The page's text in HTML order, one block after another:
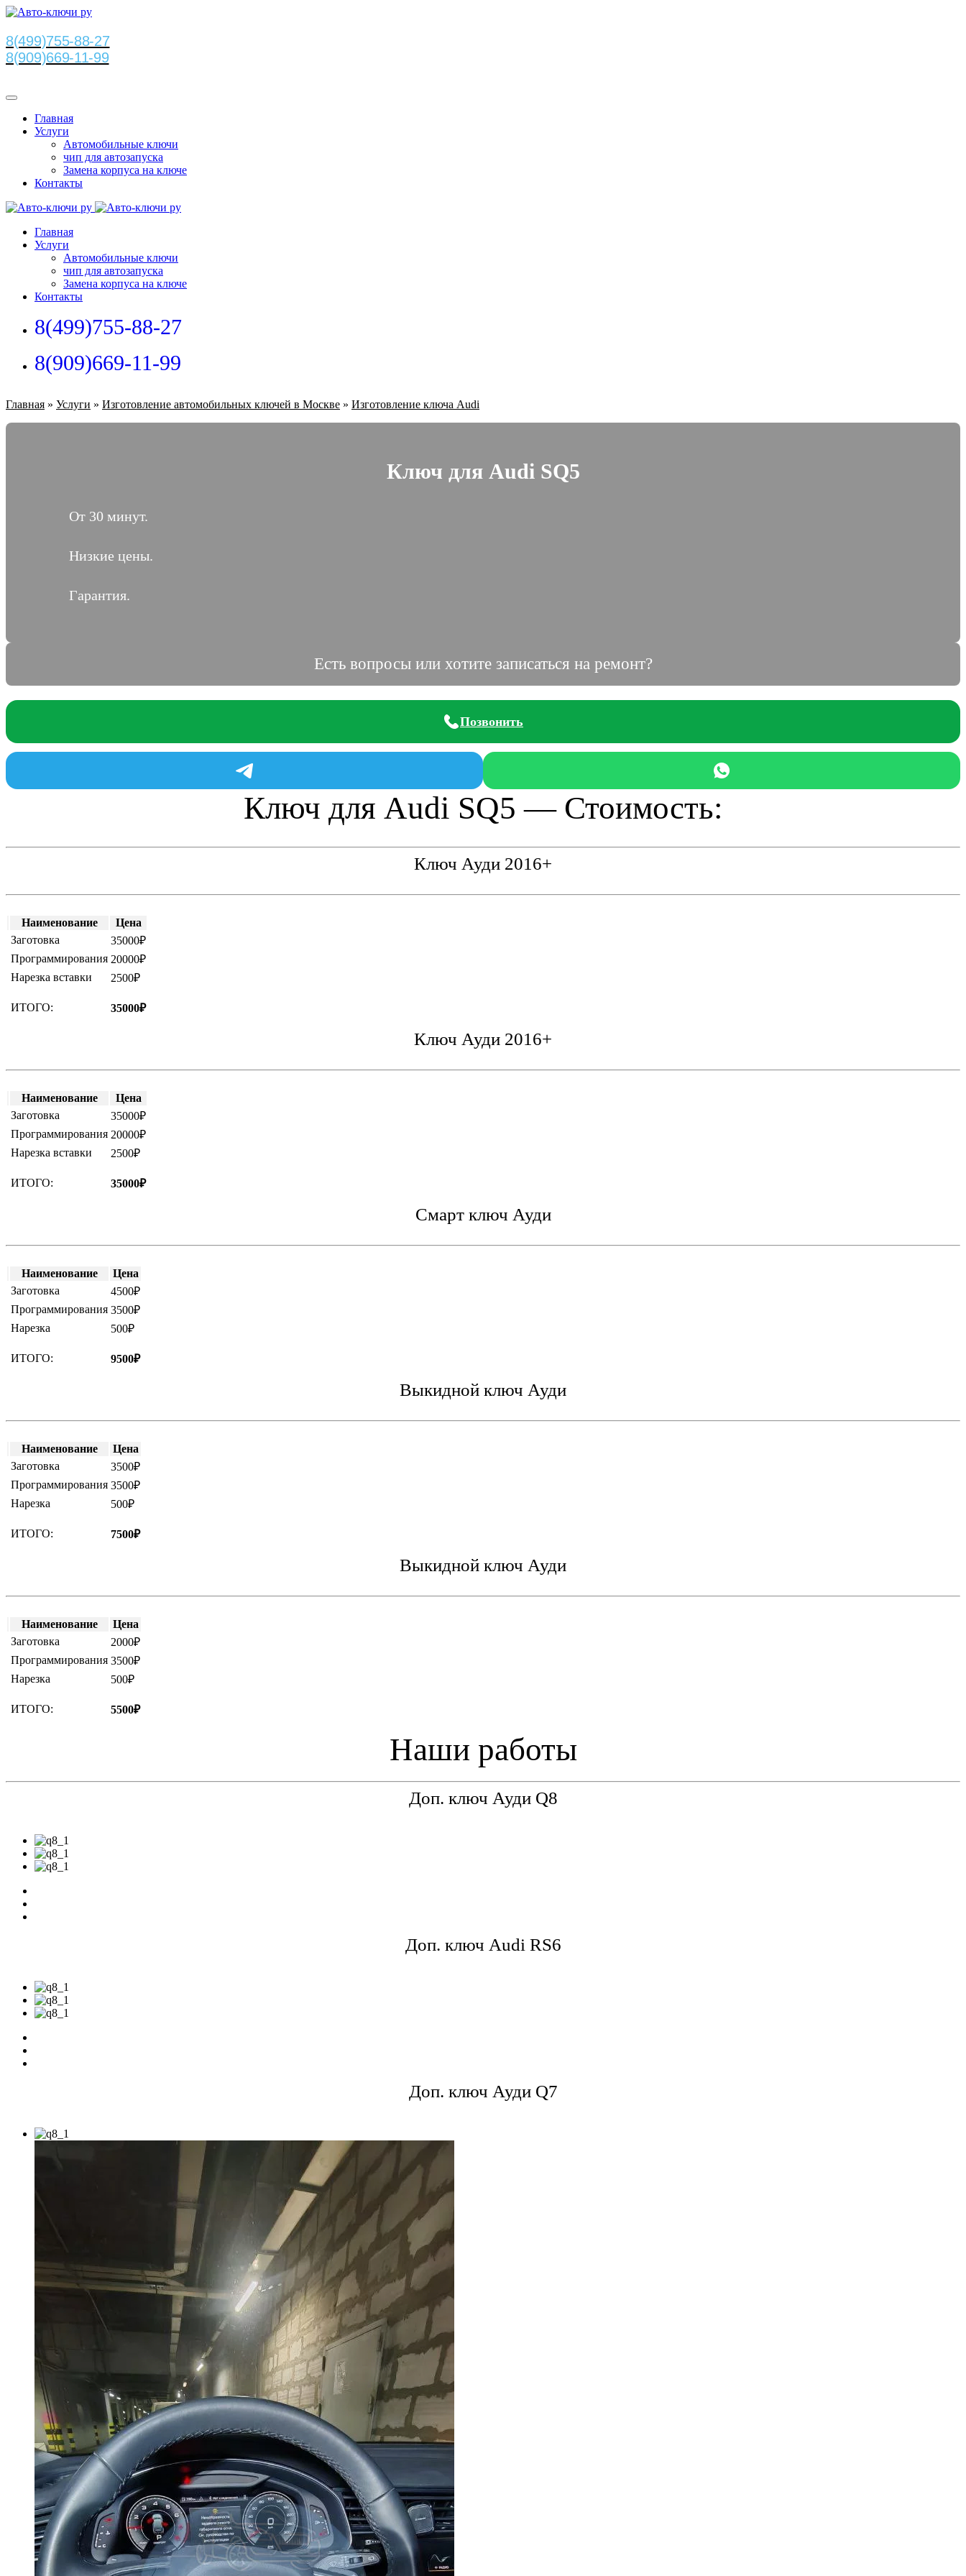
8(499)755-88-27
8(909)669-11-99
Главная
Услуги
Автомобильные ключи
чип для автозапуска
Замена корпуса на ключе
Контакты
Главная
Услуги
Автомобильные ключи
чип для автозапуска
Замена корпуса на ключе
Контакты
8(499)755-88-27
8(909)669-11-99
Главная » Услуги » Изготовление автомобильных ключей в Москве » Изготовление ключа Audi
Ключ для Audi SQ5
От 30 минут.
Низкие цены.
Гарантия.
Есть вопросы или хотите записаться на ремонт?
Позвонить
Ключ для Audi SQ5 — Стоимость:
Ключ Ауди 2016+
Наименование
Цена
Заготовка
35000₽
Программирования 20000₽
Нарезка вставки
2500₽
ИТОГО: 35000₽
Ключ Ауди 2016+
Наименование
Цена
Заготовка
35000₽
Программирования 20000₽
Нарезка вставки
2500₽
ИТОГО: 35000₽
Смарт ключ Ауди
Наименование
Цена
Заготовка
4500₽
Программирования 3500₽
Нарезка
500₽
ИТОГО: 9500₽
Выкидной ключ Ауди
Наименование
Цена
Заготовка
3500₽
Программирования 3500₽
Нарезка
500₽
ИТОГО: 7500₽
Выкидной ключ Ауди
Наименование
Цена
Заготовка
2000₽
Программирования 3500₽
Нарезка
500₽
ИТОГО: 5500₽
Наши работы
Доп. ключ Ауди Q8
Доп. ключ Audi RS6
Доп. ключ Ауди Q7